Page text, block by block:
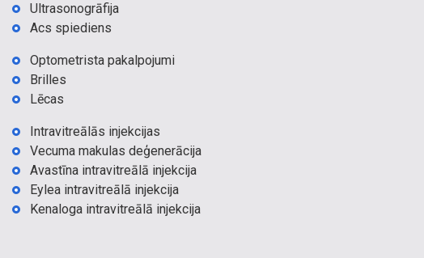
Ultrasonogrāfija
Acs spiediens
Optometrista pakalpojumi
Brilles
Lēcas
Intravitreālās injekcijas
Vecuma makulas deģenerācija
Avastīna intravitreālā injekcija
Eylea intravitreālā injekcija
Kenaloga intravitreālā injekcija